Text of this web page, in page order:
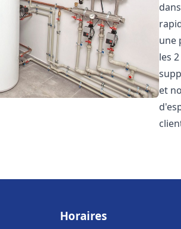
une
les
et
Horaires